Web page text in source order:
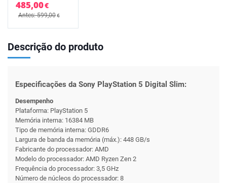
485,00€
Antes: 599,00€
Descrição do produto
Especificações da Sony PlayStation 5 Digital Slim:
Desempenho
Plataforma: PlayStation 5
Memória interna: 16384 MB
Tipo de memória interna: GDDR6
Largura de banda da memória (máx.): 448 GB/s
Fabricante do processador: AMD
Modelo do processador: AMD Ryzen Zen 2
Frequência do processador: 3,5 GHz
Número de núcleos do processador: 8